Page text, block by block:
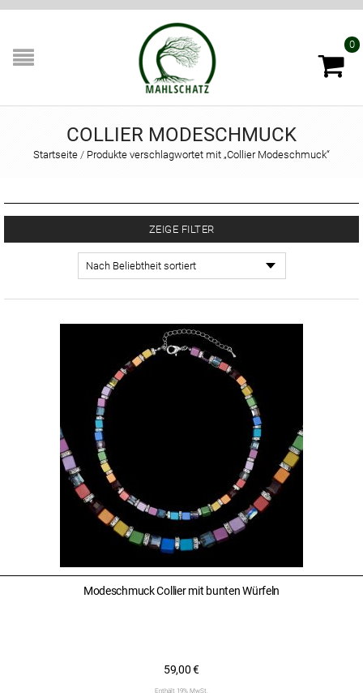
0
COLLIER MODESCHMUCK
Startseite / Produkte verschlagwortet mit „Collier Modeschmuck“
ZEIGE FILTER
Modeschmuck Collier mit bunten Würfeln
59,00€
Enthält 19% MwSt.